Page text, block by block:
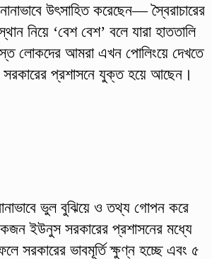
উৎসাহিত করেছেন— স্বৈরাচারের
নিয়ে ‘বেশ বেশ’ বলে যারা হাততালি
লোকদের আমরা এখন পোলিংয়ে দেখতে
সরকারের প্রশাসনে যুক্ত হয়ে আছেন।
ভুল বুঝিয়ে ও তথ্য গোপন করে
ইউনুস সরকারের প্রশাসনের মধ্যে
সরকারের ভাবমূর্তি ক্ষুণ্ন হচ্ছে এবং ৫